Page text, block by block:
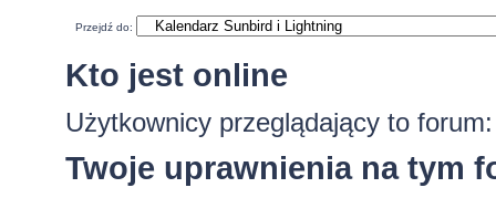
Przejdź do:
Kto jest online
Użytkownicy przeglądający to
Twoje uprawnienia na tym